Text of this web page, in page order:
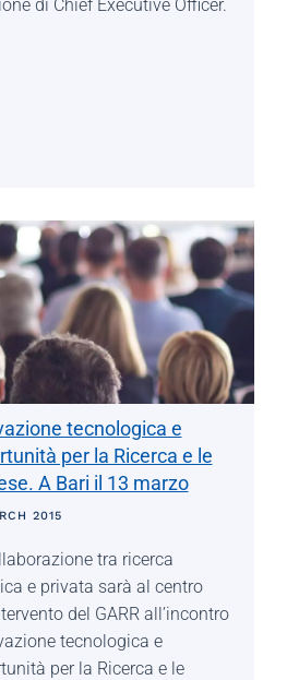
di Chief Executive Officer.
tecnologica e
per la Ricerca e le
A Bari il 13 marzo
2015
tra ricerca
e privata sarà al centro
del GARR all’incontro
tecnologica e
per la Ricerca e le